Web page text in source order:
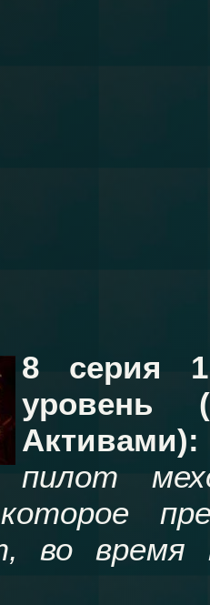
8 серия 1
уровень
Активами):
пилот
во время